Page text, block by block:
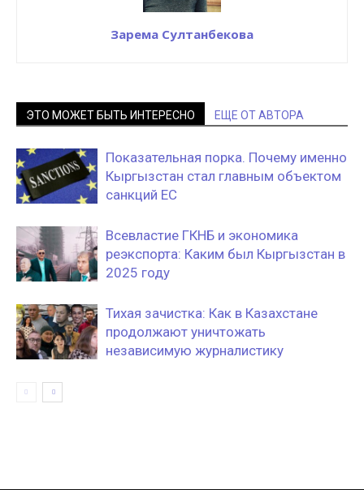
Зарема Султанбекова
ЭТО МОЖЕТ БЫТЬ ИНТЕРЕСНО ЕЩЕ ОТ АВТОРА
Показательная порка. Почему именно
Кыргызстан стал главным объектом
санкций ЕС
Всевластие ГКНБ и экономика
реэкспорта: Каким был Кыргызстан в
2025 году
Тихая зачистка: Как в Казахстане
продолжают уничтожать
независимую журналистику